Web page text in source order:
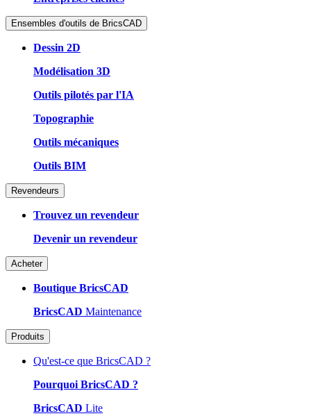
Ensembles d'outils de BricsCAD
Dessin 2D
Modélisation 3D
Outils pilotés par l'IA
Topographie
Outils mécaniques
Outils BIM
Revendeurs
Trouvez un revendeur
Devenir un revendeur
Acheter
Boutique BricsCAD
BricsCAD Maintenance
Produits
Qu'est-ce que BricsCAD ?
Pourquoi BricsCAD ?
BricsCAD Lite